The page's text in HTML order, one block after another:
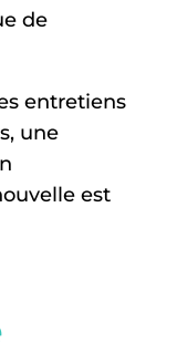
de
entretiens
une
est